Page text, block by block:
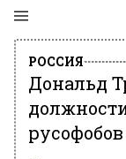
РОССИЯ
Дональд
русофобов